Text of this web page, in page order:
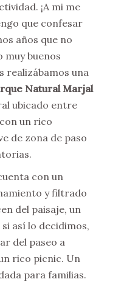
¡A mi me
que confesar
años que no
muy buenos
realizábamos una
Natural Marjal
ubicado entre
un rico
de zona de paso
con un
y filtrado
del paisaje, un
así lo decidimos,
del paseo a
rico picnic. Un
para familias.